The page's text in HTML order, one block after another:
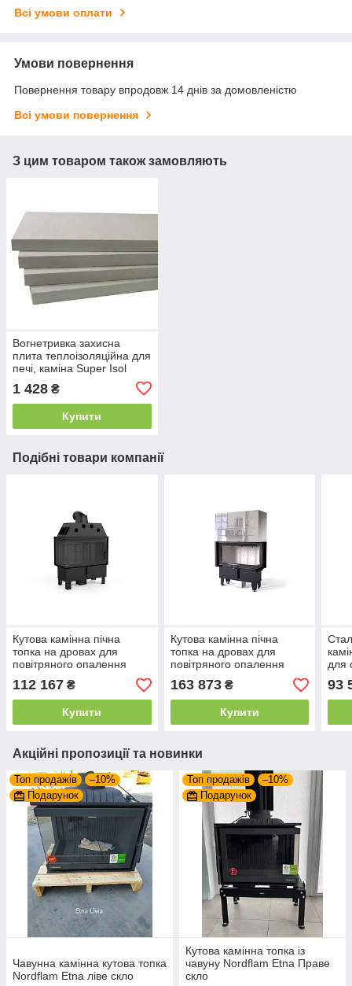
Всі умови оплати
Умови повернення
Повернення товару впродовж 14 днів за домовленістю
Всі умови повернення
З цим товаром також замовляють
Вогнетривка захисна
плита теплоізоляційна для
печі, каміна Super Isol
1000/610/30 мм Суперізол
21010028
1 428 ₴
Купити
Подібні товари компанії
Кутова камінна пічна
топка на дровах для
повітряного опалення
будинку DEFRO Home
INTRA ME BL (чорний
шамот)
112 167 ₴
Купити
Кутова камінна пічна
топка на дровах для
повітряного опалення
DEFRO Home INTRA ME
SLIM BP G з гільйотиною
163 873₴
Купити
для
ME
93
Акційні пропозиції та новинки
Топ продажів
–10%
Подарунок
Чавунна камінна кутова топка
Nordflam Etna ліве скло
Топ продажів
–10%
Подарунок
Кутова камінна топка із
чавуну Nordflam Etna Праве
скло